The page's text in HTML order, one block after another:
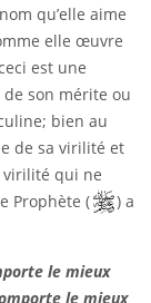
qu’elle aime
elle œuvre
est une
son mérite ou
bien au
de sa virilité et
virilité qui ne
Prophète (
) a
le mieux
le mieux